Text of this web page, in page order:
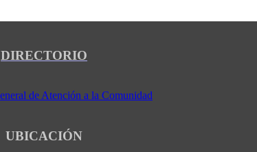
DIRECTORIO
UBICACIÓN